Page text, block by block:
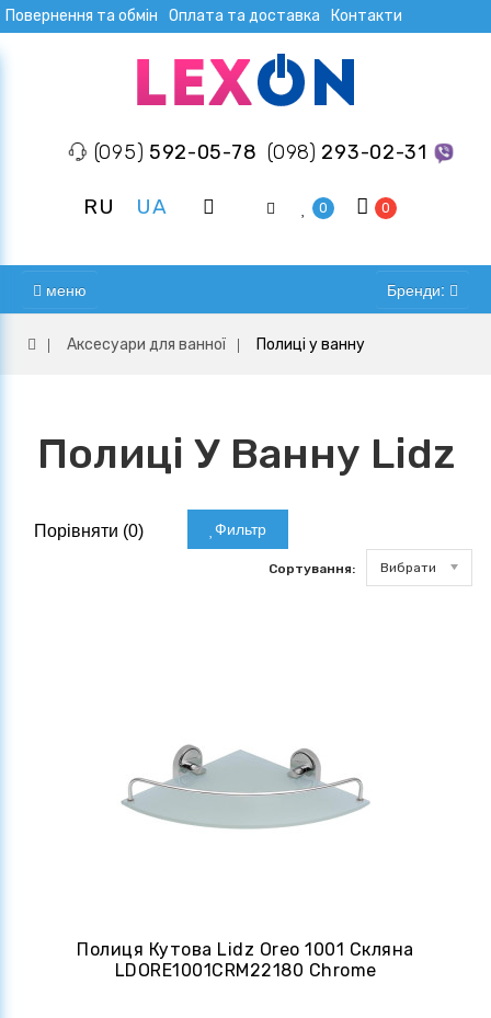
Повернення та обмін Оплата та доставка Контакти
(095) 592-05-78 (098) 293-02-31
RU UA 0 0
меню Бренди:
Аксесуари для ванної Полиці у ванну
Полиці У Ванну Lidz
Порівняти (0) Фильтр
Сортування: Вибрати
Полиця Кутова Lidz Oreo 1001 Скляна
LDORE1001CRM22180 Chrome